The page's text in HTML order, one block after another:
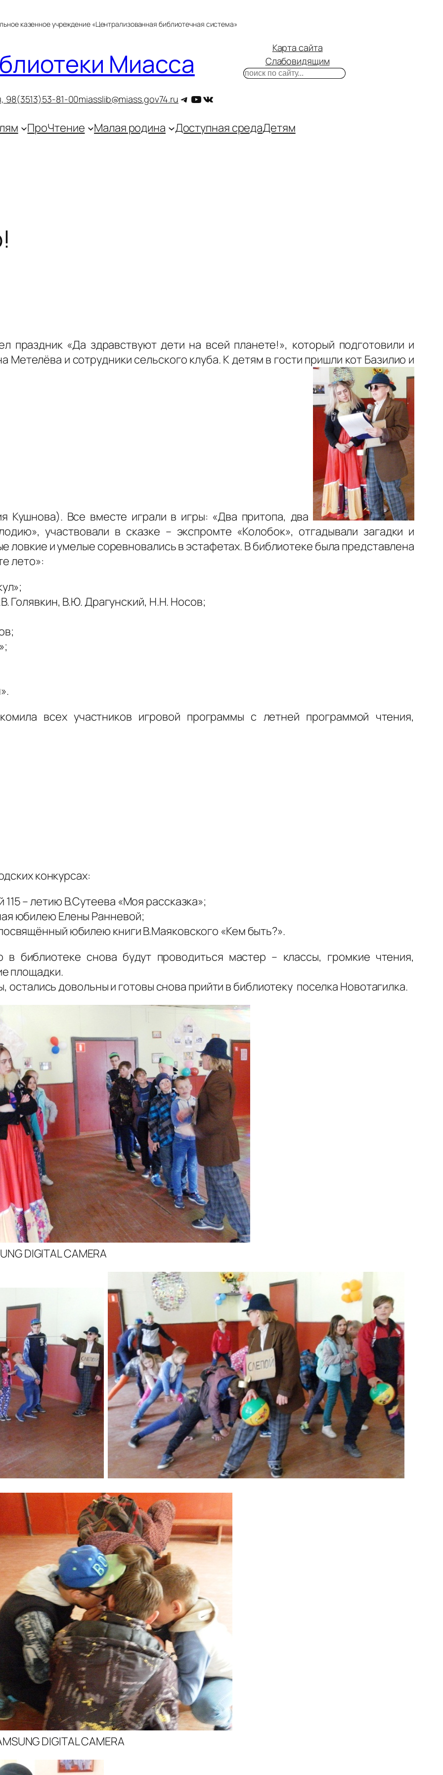
казенное учреждение «Централизованная библиотечная система»
Миасса
98(3513)53-81-00miasslib@miass.gov74.ru Telegram
YouTube
ВКонтакте
Карта сайта
Слабовидящим
Поиск
ПроЧтение Малая родина Доступная средаДетям
праздник «Да здравствуют дети на всей планете!», который подготовили и
и сотрудники сельского клуба. К детям в гости пришли кот Базилио и
Кушнова). Все вместе играли в игры: «Два притопа, два
участвовали в сказке – экспромте «Колобок», отгадывали загадки и
ловкие и умелые соревновались в эстафетах. В библиотеке была представлена
лето»:
Голявкин, В.Ю. Драгунский, Н.Н. Носов;
всех участников игровой программы с летней программой чтения,
конкурсах:
– летию В.Сутеева «Моя рассказка»;
юбилею Елены Ранневой;
юбилею книги В.Маяковского «Кем быть?».
библиотеке снова будут проводиться мастер – классы, громкие чтения,
площадки.
остались довольны и готовы снова прийти в библиотеку поселка Новотагилка.
DIGITAL CAMERA
DIGITAL CAMERA